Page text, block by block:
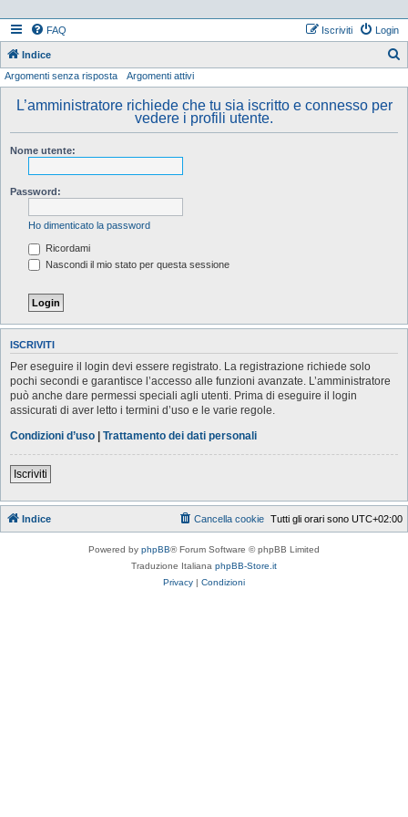
FAQ Login
Iscriviti
Indice
Argomenti senza risposta Argomenti attivi
L’amministratore richiede che tu sia iscritto e connesso per
vedere i profili utente.
Nome utente:
Password:
Ho dimenticato la password
Ricordami
Nascondi il mio stato per questa sessione
ISCRIVITI
Per eseguire il login devi essere registrato. La registrazione richiede solo
pochi secondi e garantisce l’accesso alle funzioni avanzate. L’amministratore
può anche dare permessi speciali agli utenti. Prima di eseguire il login
assicurati di aver letto i termini d’uso e le varie regole.
Condizioni d’uso | Trattamento dei dati personali
Iscriviti
Indice Tutti gli orari sono UTC+02:00
Cancella cookie
Powered by phpBB® Forum Software © phpBB Limited
Traduzione Italiana phpBB-Store.it
Privacy | Condizioni